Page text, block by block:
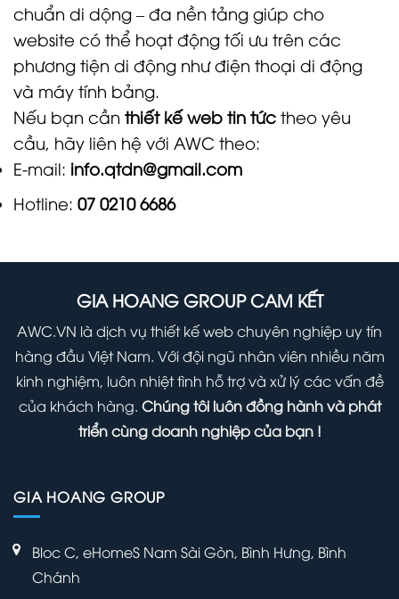
chuẩn di dộng – đa nền tảng giúp cho
website có thể hoạt động tối ưu trên các
phương tiện di động như điện thoại di động
và máy tính bảng.
Nếu bạn cần thiết kế web tin tức theo yêu
cầu, hãy liên hệ với AWC theo:
E-mail: info.qtdn@gmail.com
Hotline: 07 0210 6686
GIA HOANG GROUP CAM KẾT
AWC.VN là dịch vụ thiết kế web chuyên nghiệp uy tín
hàng đầu Việt Nam. Với đội ngũ nhân viên nhiều năm
kinh nghiệm, luôn nhiệt tình hỗ trợ và xử lý các vấn đề
của khách hàng. Chúng tôi luôn đồng hành và phát
triển cùng doanh nghiệp của bạn !
GIA HOANG GROUP
Bloc C, eHomeS Nam Sài Gòn, Bình Hưng, Bình
Chánh